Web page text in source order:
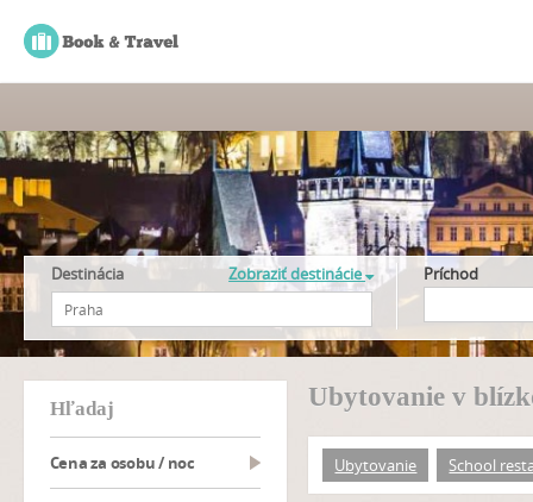
Destinácia Zobraziť destinácie Príchod
hľadaj
Cena za osobu / noc
Ubytovanie v
Ubytovanie School